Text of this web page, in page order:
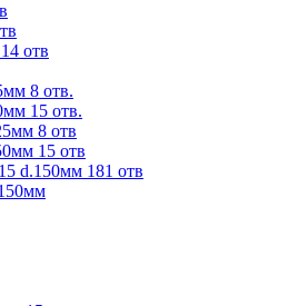
отв
8 отв.
15 отв.
8 отв
15 отв
d.150мм 181 отв